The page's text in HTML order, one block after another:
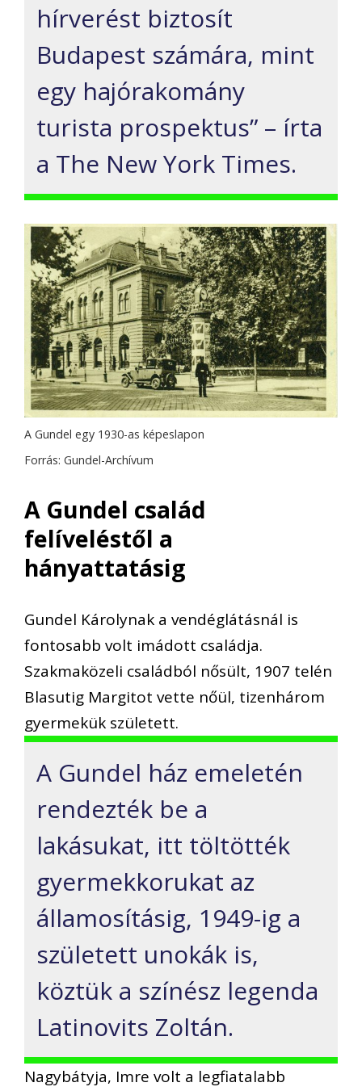
hírverést biztosít
Budapest számára, mint
egy hajórakomány
turista prospektus” – írta
a The New York Times.
A Gundel egy 1930-as képeslapon
Forrás: Gundel-Archívum
A Gundel család
felíveléstől a
hányattatásig
Gundel Károlynak a vendéglátásnál is
fontosabb volt imádott családja.
Szakmaközeli családból nősült, 1907 telén
Blasutig Margitot vette nőül, tizenhárom
gyermekük született.
A Gundel ház emeletén
rendezték be a
lakásukat, itt töltötték
gyermekkorukat az
államosításig, 1949-ig a
született unokák is,
köztük a színész legenda
Latinovits Zoltán.
Nagybátyja, Imre volt a legfiatalabb